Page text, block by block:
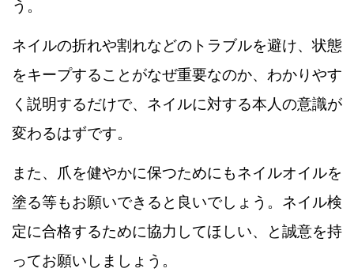
う。
ネイルの折れや割れなどのトラブルを避け、状態
をキープすることがなぜ重要なのか、わかりやす
く説明するだけで、ネイルに対する本人の意識が
変わるはずです。
また、爪を健やかに保つためにもネイルオイルを
塗る等もお願いできると良いでしょう。ネイル検
定に合格するために協力してほしい、と誠意を持
ってお願いしましょう。